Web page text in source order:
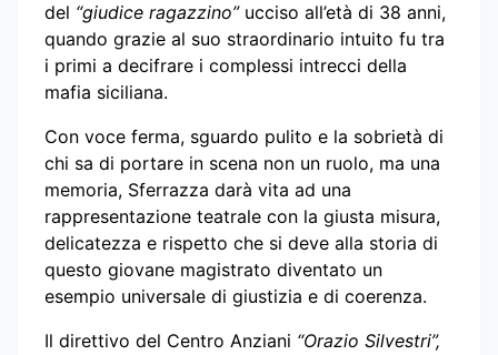
del “giudice ragazzino”ucciso all’età di 38 anni,
quando grazie al suo straordinario intuito fu tra
i primi a decifrare i complessi intrecci della
mafia siciliana.
Con voce ferma, sguardo pulito e la sobrietà di
chi sa di portare in scena non un ruolo, ma una
memoria, Sferrazza darà vita ad una
rappresentazione teatrale con la giusta misura,
delicatezza e rispetto che si deve alla storia di
questo giovane magistrato diventato un
esempio universale di giustizia e di coerenza.
Il direttivo del Centro Anziani “Orazio Silvestri”,